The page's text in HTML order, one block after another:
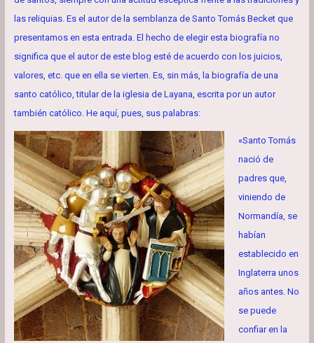
las reliquias. Es el autor de la semblanza de Santo Tomás Becket que
presentamos en esta entrada. El hecho de elegir esta biografía no
significa que el autor de este blog esté de acuerdo con los juicios,
valores, etc. que en ella se vierten. Es, sin más, la biografía de una
santo católico, titular de la iglesia de Layana, escrita por un autor
también católico. He aquí, pues, sus palabras:
«Santo Tomás
nació de
padres que,
viniendo de
Normandía, se
habían
establecido en
Inglaterra unos
años antes. No
se puede
confiar en la